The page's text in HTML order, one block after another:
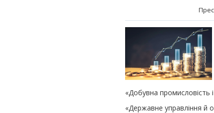
«Добувна промисловість
«Державне управління й